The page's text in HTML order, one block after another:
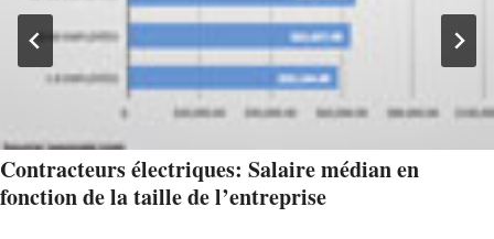
Contracteurs électriques: Salaire médian en
fonction de la taille de l’entreprise